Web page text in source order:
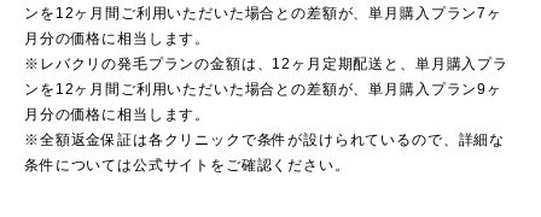
ンを12ヶ月間ご利用いただいた場合との差額が、単月購入プラン7ヶ
月分の価格に相当します。
※レバクリの発毛プランの金額は、12ヶ月定期配送と、単月購入プラ
ンを12ヶ月間ご利用いただいた場合との差額が、単月購入プラン9ヶ
月分の価格に相当します。
※全額返金保証は各クリニックで条件が設けられているので、詳細な
条件については公式サイトをご確認ください。